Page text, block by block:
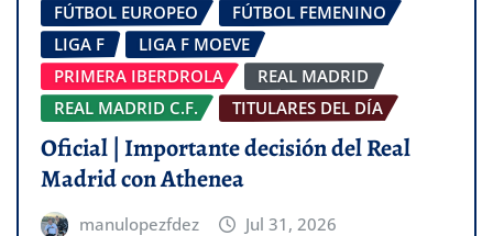
FÚTBOL EUROPEO
FÚTBOL FEMENINO
LIGA F
LIGA F MOEVE
PRIMERA IBERDROLA
REAL MADRID
REAL MADRID C.F.
TITULARES DEL DÍA
Oficial | Importante decisión del Real
Madrid con Athenea
manulopezfdez Jul 31, 2026